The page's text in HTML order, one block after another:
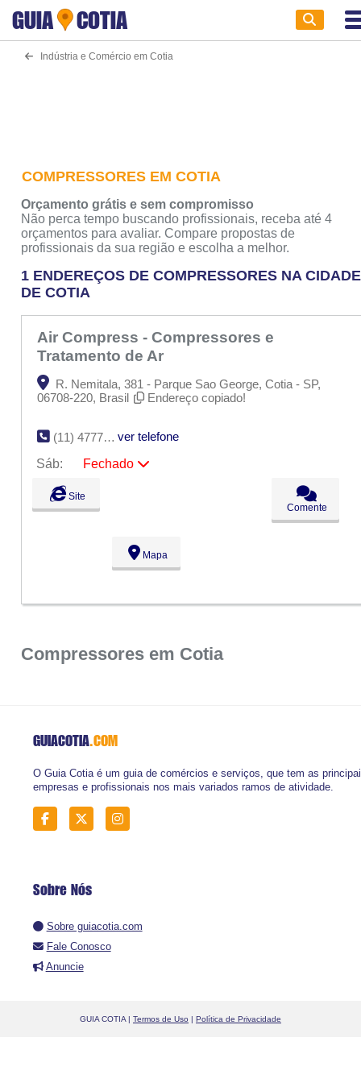
GUIA COTIA
Indústria e Comércio em Cotia
COMPRESSORES EM COTIA
Orçamento grátis e sem compromisso
Não perca tempo buscando profissionais, receba até 4
orçamentos para avaliar. Compare propostas de
profissionais da sua região e escolha a melhor.
1 ENDEREÇOS DE COMPRESSORES NA CIDADE
DE COTIA
Air Compress - Compressores e
Tratamento de Ar
R. Nemitala, 381 - Parque Sao George, Cotia - SP,
06708-220, Brasil
Endereço copiado!
(11) 4777-9460
ver telefone
Sáb:
Fechado
Seg:
Ter:
Qua:
09:00 - 18:00
09:00 - 18:00
Fechado
Fechado
Site
Comente
Mapa
Compressores em Cotia
GUIACOTIA.COM
O Guia Cotia é um guia de comércios e serviços, que tem as
empresas e profissionais nos mais variados ramos de atividade.
Sobre Nós
Sobre guiacotia.com
Fale Conosco
Anuncie
GUIA COTIA | Termos de Uso | Política de Privacidade